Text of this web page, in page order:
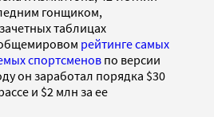
гонщиком,
таблицах
рейтинге самых
спортсменов по версии
он заработал порядка $30
и $2 млн за ее